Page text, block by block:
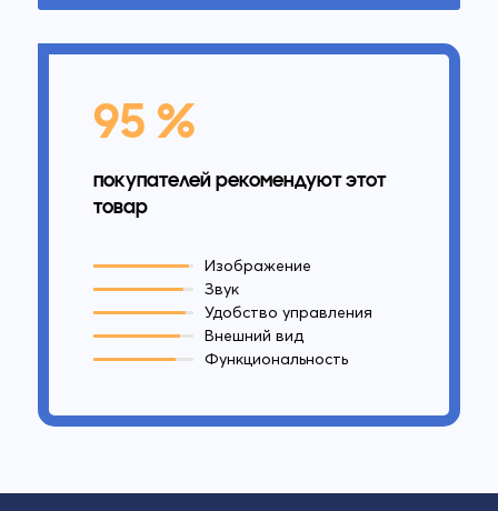
95 %
покупателей рекомендуют этот
товар
Изображение
Звук
Удобство управления
Внешний вид
Функциональность